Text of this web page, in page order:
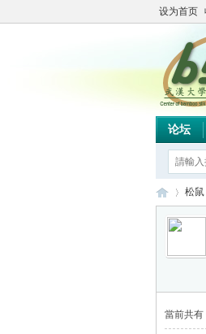
设为首页
论坛
›
松鼠
›
當前共有